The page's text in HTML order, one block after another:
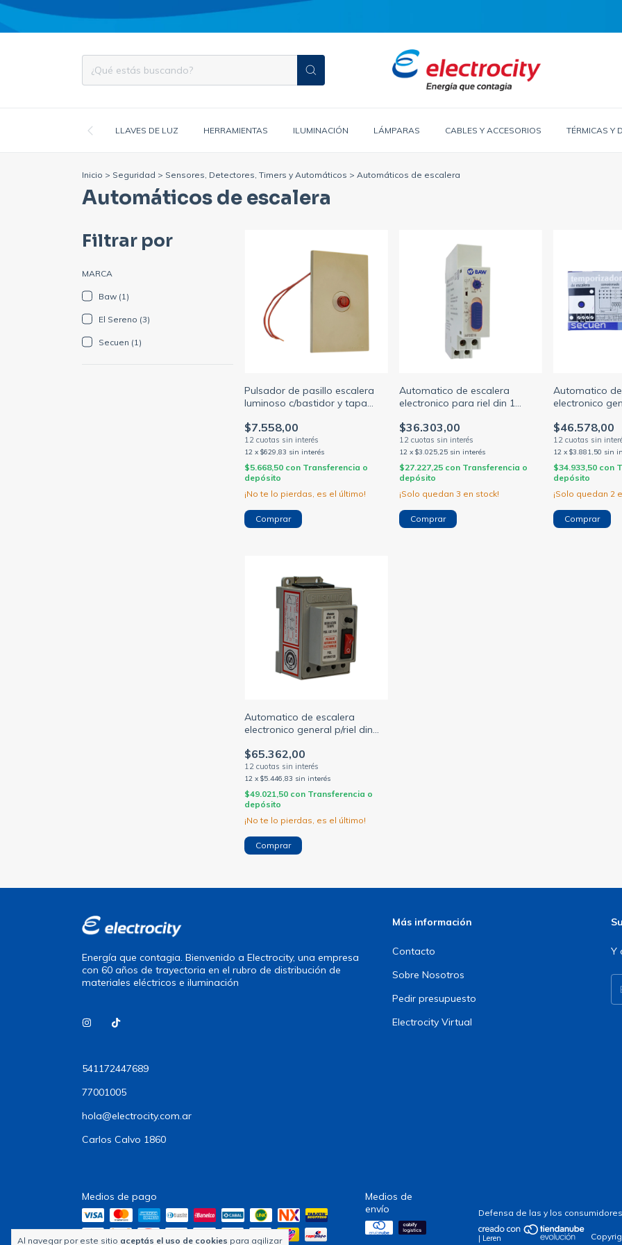
LLAVES DE LUZ HERRAMIENTAS ILUMINACIÓN LÁMPARAS CABLES Y ACCESORIOS TÉRMICAS Y
Al navegar por este sitio aceptás el uso de cookies para agilizar
Inicio > Seguridad > Sensores, Detectores, Timers y Automáticos > Automáticos de escalera
Automáticos de escalera
Filtrar por
MARCA
Baw (1)
El Sereno (3)
Secuen (1)
Pulsador de pasillo escalera
luminoso c/bastidor y tapa
SERENO)
$7.558,00
12 x$629,83 sin interés
$5.668,50 con Transferencia o
depósito
¡No te lo pierdas, es el último!
Automatico de escalera
electronico para riel din 1
((BAW))
$36.303,00
12 x $3.025,25 sin interés
$27.227,25 con Transferencia o
depósito
¡Solo quedan 3 en stock!
Automatico
electronico
minutos
$46.578,00
12 x$3.881,50 sin
$34.933,50 con
depósito
¡Solo quedan 2
Automatico de escalera
electronico general p/riel din
minutos (EL SERENO)
$65.362,00
12 x$5.446,83 sin interés
$49.021,50 con Transferencia o
depósito
¡No te lo pierdas, es el último!
Energía que contagia. Bienvenido a Electrocity, una empresa
con 60 años de trayectoria en el rubro de distribución de
materiales eléctricos e iluminación
541172447689
77001005
hola@electrocity.com.ar
Carlos Calvo 1860
Más información
Contacto
Sobre Nosotros
Pedir presupuesto
Electrocity Virtual
Y
Medios de pago
Medios de
envío
Defensa de las y los
| Leren